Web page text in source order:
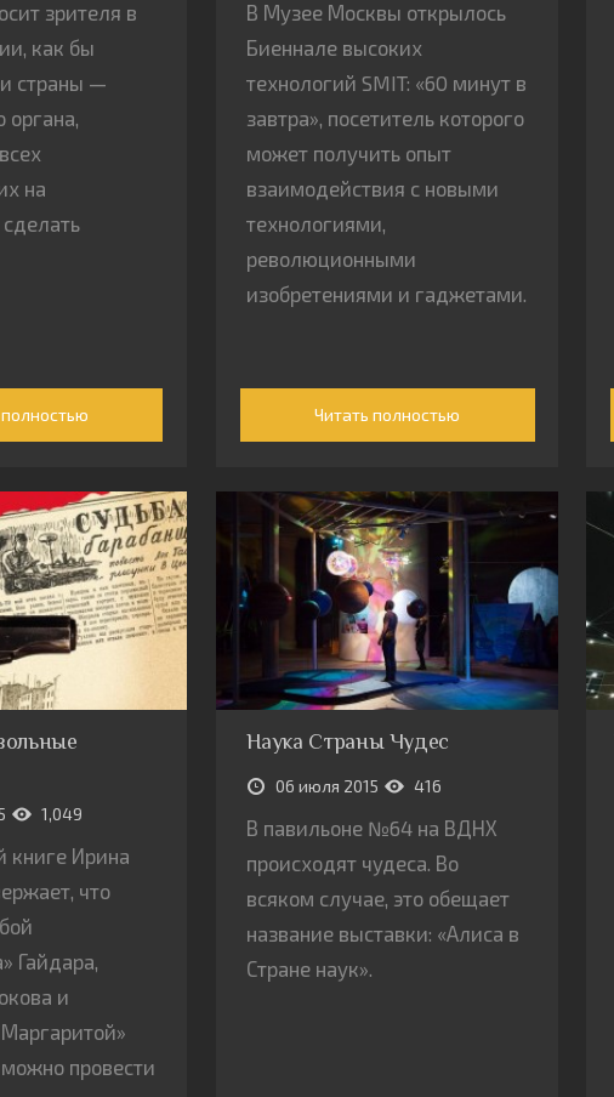
зрителя в
как бы
страны —
органа,
на
В Музее Москвы открылось
Биеннале высоких
технологий SMIT: «60 минут в
завтра», посетитель которого
может получить опыт
взаимодействия с новыми
технологиями,
революционными
изобретениями и гаджетами.
Читать полностью
1,049
книге Ирина
что
Гайдара,
и
провести
Наука Страны Чудес
06 июля 2015 416
В павильоне №64 на ВДНХ
происходят чудеса. Во
всяком случае, это обещает
название выставки: «Алиса в
Стране наук».